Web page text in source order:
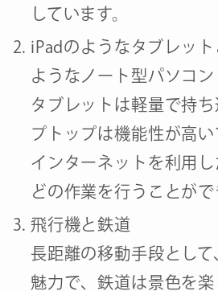
しています。
iPadのようなタブレッ
ようなノート型パソコン
タブレットは軽量で持
プトップは機能性が高
インターネットを利用
どの作業を行うことがで
飛行機と鉄道
長距離の移動手段とし
魅力で、鉄道は景色を